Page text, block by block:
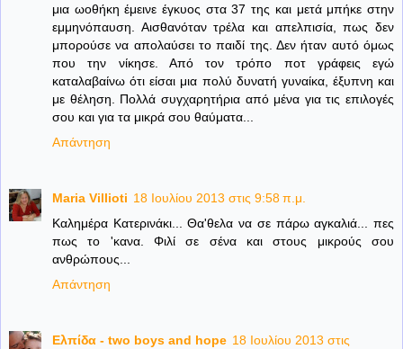
μια ωοθήκη έμεινε έγκυος στα 37 της και μετά μπήκε στην
εμμηνόπαυση. Αισθανόταν τρέλα και απελπισία, πως δεν
μπορούσε να απολαύσει το παιδί της. Δεν ήταν αυτό όμως
που την νίκησε. Από τον τρόπο ποτ γράφεις εγώ
καταλαβαίνω ότι είσαι μια πολύ δυνατή γυναίκα, έξυπνη και
με θέληση. Πολλά συγχαρητήρια από μένα για τις επιλογές
σου και για τα μικρά σου θαύματα...
Απάντηση
Maria Villioti 18 Ιουλίου 2013 στις 9:58 π.μ.
Καλημέρα Κατερινάκι... Θα'θελα να σε πάρω αγκαλιά... πες
πως το 'κανα. Φιλί σε σένα και στους μικρούς σου
ανθρώπους...
Απάντηση
Ελπίδα - two boys and hope 18 Ιουλίου 2013 στις